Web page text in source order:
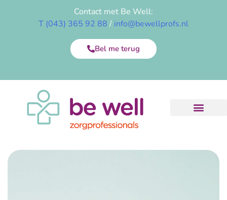
Contact met Be Well:
T (043) 365 92 88 / info@bewellprofs.nl
Bel me terug